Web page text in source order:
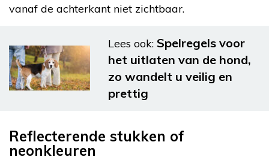
vanaf de achterkant niet zichtbaar.
Lees ook: Spelregels voor
het uitlaten van de hond,
zo wandelt u veilig en
prettig
Reflecterende stukken of
neonkleuren